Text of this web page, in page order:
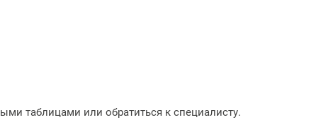
таблицами или обратиться к специалисту.